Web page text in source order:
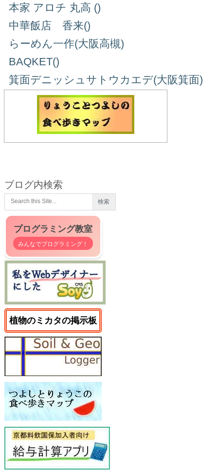
本家 アロチ 丸高 ()
中華飯店 香来()
らーめん一作(大阪高槻)
BAQKET()
箕面デニッシュサトウカエデ(大阪箕面)
ブログ内検索
プログラミング教室
みんなでプログラミング！
植物のミカタの掲示板